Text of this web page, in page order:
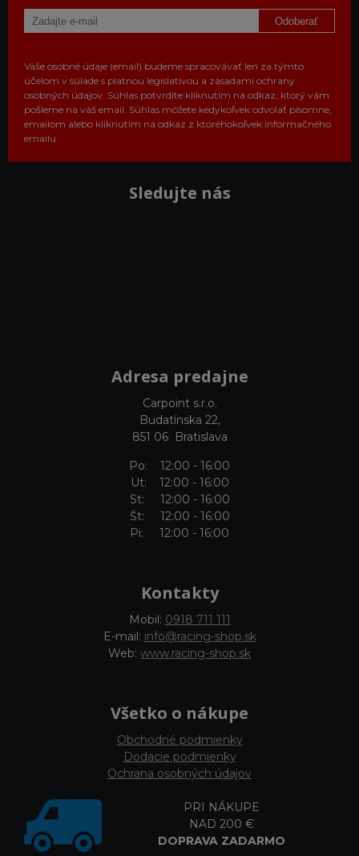
Odoberať
Vaše osobné údaje (email) budeme spracovávať len za týmto
účelom v súlade s platnou legislatívou a zásadami ochrany
osobných údajov. Súhlas potvrdíte kliknutím na odkaz, ktorý vám
pošleme na váš email. Súhlas môžete kedykoľvek odvolať písomne,
emailom alebo kliknutím na odkaz z ktoréhokoľvek informačného
emailu.
Sledujte nás
Adresa predajne
Carpoint s.r.o.
Budatínska 22,
851 06 Bratislava
Po: 12:00 - 16:00
Ut: 12:00 - 16:00
St: 12:00 - 16:00
Št: 12:00 - 16:00
Pi: 12:00 - 16:00
Kontakty
Mobil: 0918 711 111
E-mail: info@racing-shop.sk
Web: www.racing-shop.sk
Všetko o nákupe
Obchodné podmienky
Dodacie podmienky
Ochrana osobných údajov
PRI NÁKUPE
NAD 200 €
DOPRAVA ZADARMO